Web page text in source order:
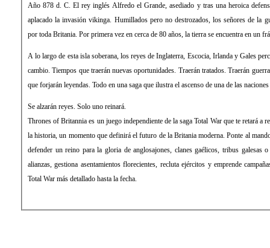
Año 878 d. C. El rey inglés Alfredo el Grande, asediado y tras una heroica
aplacado la invasión vikinga. Humillados pero no destrozados, los señores de la
por toda Britania. Por primera vez en cerca de 80 años, la tierra se encuentra en un
A lo largo de esta isla soberana, los reyes de Inglaterra, Escocia, Irlanda y Gales
cambio. Tiempos que traerán nuevas oportunidades. Traerán tratados. Traerán
que forjarán leyendas. Todo en una saga que ilustra el ascenso de una de las
Se alzarán reyes. Solo uno reinará.
Thrones of Britannia es un juego independiente de la saga Total War que te retará a
la historia, un momento que definirá el futuro de la Britania moderna. Ponte al
defender un reino para la gloria de anglosajones, clanes gaélicos, tribus galesas
alianzas, gestiona asentamientos florecientes, recluta ejércitos y emprende
Total War más detallado hasta la fecha.